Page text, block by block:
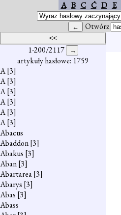
A B C Ć D E
Otwórz
1-200/2117
artykuły hasłowe: 1759
A[3]
A[3]
A[3]
A[3]
A[3]
A[3]
Abacus
Abaddon[3]
Abakus [3]
Aban[3]
Abartarea[3]
Abarys [3]
Abas [3]
Abass